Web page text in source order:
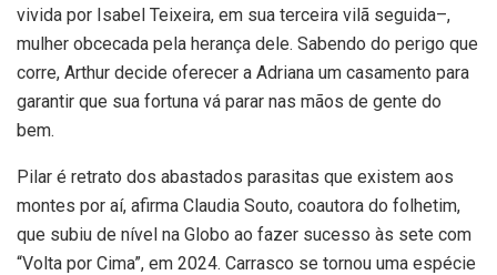
vivida por Isabel Teixeira, em sua terceira vilã seguida–,
mulher obcecada pela herança dele. Sabendo do perigo que
corre, Arthur decide oferecer a Adriana um casamento para
garantir que sua fortuna vá parar nas mãos de gente do
bem.
Pilar é retrato dos abastados parasitas que existem aos
montes por aí, afirma Claudia Souto, coautora do folhetim,
que subiu de nível na Globo ao fazer sucesso às sete com
“Volta por Cima”, em 2024. Carrasco se tornou uma espécie